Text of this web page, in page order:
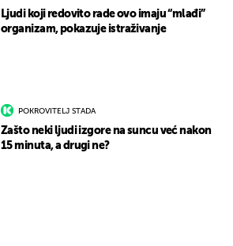
Ljudi koji redovito rade ovo imaju “mlađi”
organizam, pokazuje istraživanje
POKROVITELJ STADA
Zašto neki ljudi izgore na suncu već nakon
15 minuta, a drugi ne?